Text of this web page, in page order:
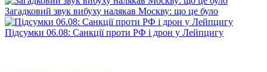
Загадковий звук вибуху налякав Москву: що це було
Підсумки 06.08: Санкції проти РФ і дрон у Лейпцигу